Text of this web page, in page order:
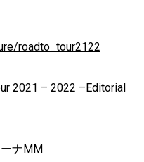
roadto_tour2122
2021 – 2022 –Editorial
ナMM